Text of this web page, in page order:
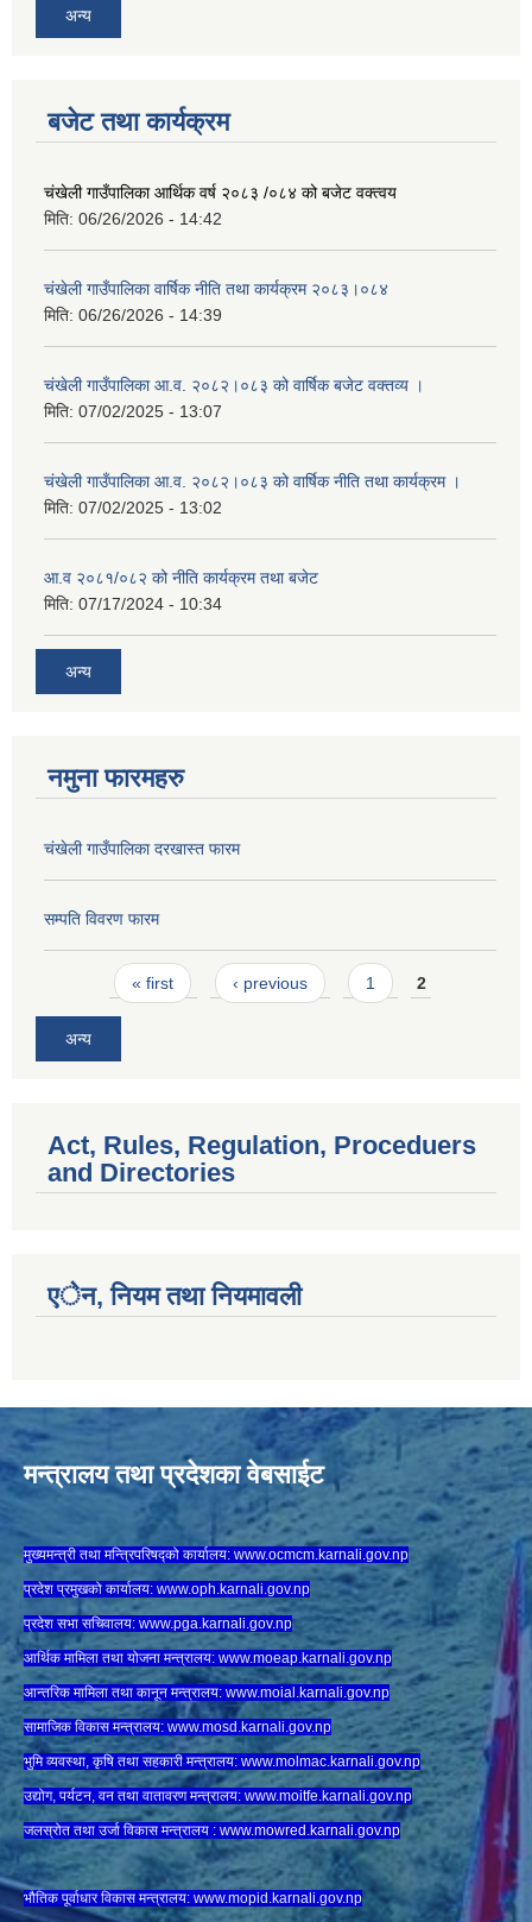
अन्य
बजेट तथा कार्यक्रम
चंखेली गाउँपालिका आर्थिक वर्ष २०८३ /०८४ को बजेट वक्त्वय
मिति: 06/26/2026 - 14:42
चंखेली गाउँपालिका वार्षिक नीति तथा कार्यक्रम २०८३।०८४
मिति: 06/26/2026 - 14:39
चंखेली गाउँपालिका आ.व. २०८२।०८३ को वार्षिक बजेट वक्तव्य ।
मिति: 07/02/2025 - 13:07
चंखेली गाउँपालिका आ.व. २०८२।०८३ को वार्षिक नीति तथा कार्यक्रम ।
मिति: 07/02/2025 - 13:02
आ.व २०८१/०८२ को नीति कार्यक्रम तथा बजेट
मिति: 07/17/2024 - 10:34
अन्य
नमुना फारमहरु
चंखेली गाउँपालिका दरखास्त फारम
सम्पति विवरण फारम
Pages« first ‹ previous 1 2
अन्य
Act, Rules, Regulation, Proceduers
and Directories
एेन, नियम तथा नियमावली
मन्त्रालय तथा प्रदेशका वेबसाईट
मुख्यमन्त्री तथा मन्त्रिपरिषद्को कार्यालय: www.ocmcm.karnali.gov.np
प्रदेश प्रमुखको कार्यालय: www.oph.karnali.gov.np
प्रदेश सभा सचिवालय: www.pga.karnali.gov.np
आर्थिक मामिला तथा योजना मन्त्रालय: www.moeap.karnali.gov.np
आन्तरिक मामिला तथा कानून मन्त्रालय: www.moial.karnali.gov.np
सामाजिक विकास मन्त्रालय: www.mosd.karnali.gov.np
भुमि व्यवस्था, कृषि तथा सहकारी मन्त्रालय: www.molmac.karnali.gov.np
उद्योग, पर्यटन, वन तथा वातावरण मन्त्रालय: www.moitfe.karnali.gov.np
जलस्रोत तथा उर्जा विकास मन्त्रालय : www.mowred.karnali.gov.np
भौतिक पूर्वाधार विकास मन्त्रालय: www.mopid.karnali.gov.np